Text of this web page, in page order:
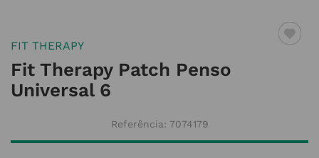
FIT THERAPY
Fit Therapy Patch Penso
Universal 6
Referência: 7074179